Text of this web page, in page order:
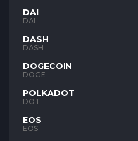
DAI
DAI
DASH
DASH
DOGECOIN
DOGE
POLKADOT
DOT
EOS
EOS